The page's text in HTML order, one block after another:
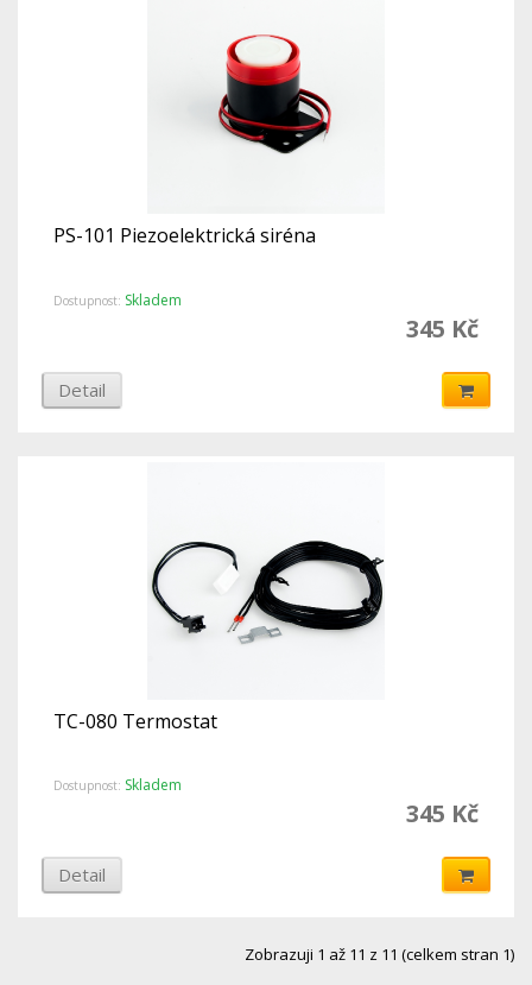
PS-101 Piezoelektrická siréna
Dostupnost: Skladem
345 Kč
Detail
TC-080 Termostat
Dostupnost: Skladem
345 Kč
Detail
Zobrazuji 1 až 11 z 11 (celkem stran 1)